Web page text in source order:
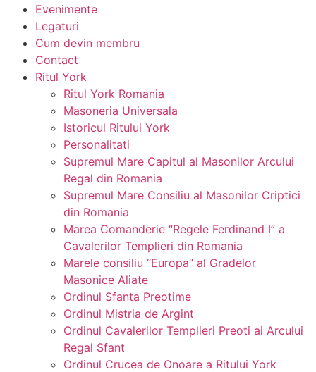
Evenimente
Legaturi
Cum devin membru
Contact
Ritul York
Ritul York Romania
Masoneria Universala
Istoricul Ritului York
Personalitati
Supremul Mare Capitul al Masonilor Arcului
Regal din Romania
Supremul Mare Consiliu al Masonilor Criptici
din Romania
Marea Comanderie “Regele Ferdinand I” a
Cavalerilor Templieri din Romania
Marele consiliu “Europa” al Gradelor
Masonice Aliate
Ordinul Sfanta Preotime
Ordinul Mistria de Argint
Ordinul Cavalerilor Templieri Preoti ai Arcului
Regal Sfant
Ordinul Crucea de Onoare a Ritului York